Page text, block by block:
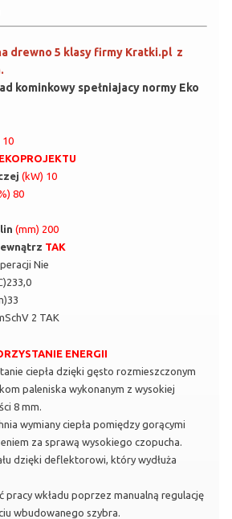
drewno 5 klasy firmy Kratki.pl z
kominkowy spełniajacy normy Eko
10
(kW) 10
80
(mm) 200
TAK
Nie
2 TAK
ENERGII
ciepła dzięki gęsto rozmieszczonym
paleniska wykonanym z wysokiej
8 mm.
wymiany ciepła pomiędzy gorącymi
za sprawą wysokiego czopucha.
dzięki deflektorowi, który wydłuża
pracy wkładu poprzez manualną regulację
wbudowanego szybra.